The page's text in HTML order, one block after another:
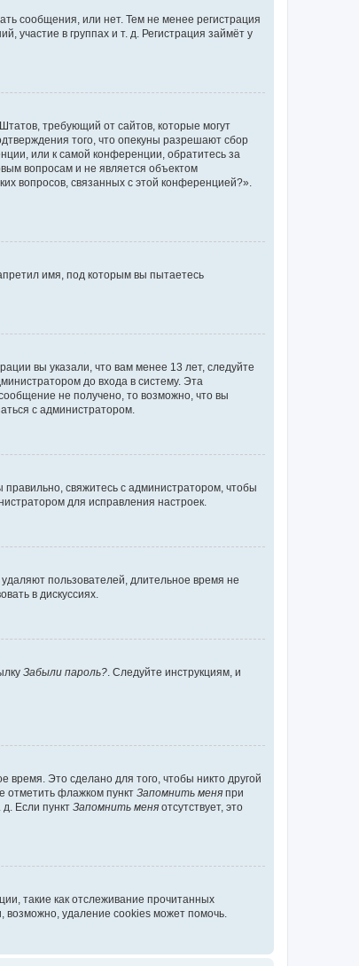
сообщения, или нет. Тем не менее регистрация
в группах и т. д. Регистрация займёт у
требующий от сайтов, которые могут
того, что опекуны разрешают сбор
или к самой конференции, обратитесь за
вопросам и не является объектом
вопросов, связанных с этой конференцией?».
имя, под которым вы пытаетесь
вы указали, что вам менее 13 лет, следуйте
до входа в систему. Эта
не получено, то возможно, что вы
с администратором.
свяжитесь с администратором, чтобы
для исправления настроек.
пользователей, длительное время не
в дискуссиях.
Забыли пароль? . Следуйте инструкциям, и
время. Это сделано для того, чтобы никто другой
отметить флажком пункт Запомнить меня при
Если пункт Запомнить меня отсутствует, это
такие как отслеживание прочитанных
удаление cookies может помочь.